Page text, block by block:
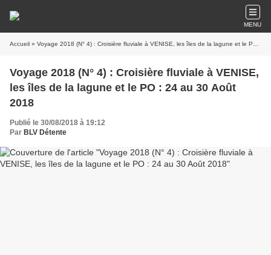
MENU
Accueil » Voyage 2018 (N° 4) : Croisière fluviale à VENISE, les îles de la lagune et le PO : 24 au 30 Août 2018
Voyage 2018 (N° 4) : Croisière fluviale à VENISE,
les îles de la lagune et le PO : 24 au 30 Août
2018
Publié le 30/08/2018 à 19:12
Par BLV Détente